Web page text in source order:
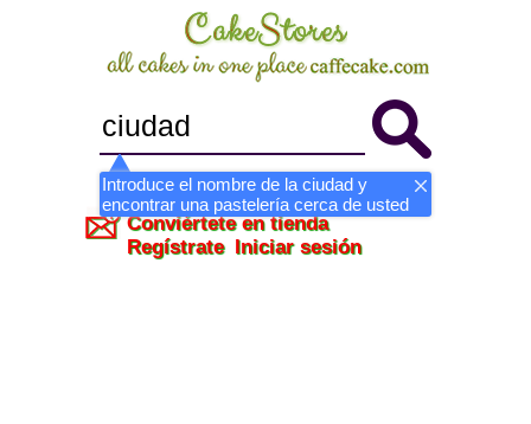
Introduce el nombre de la ciudad y
encontrar una pastelería cerca de usted
Conviértete en tienda
Regístrate Iniciar sesión